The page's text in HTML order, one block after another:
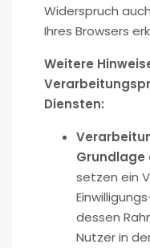
Widerspruch
Ihres Browsers
Weitere
Diensten:
Grundlage
setzen ein
dessen
Nutzer in